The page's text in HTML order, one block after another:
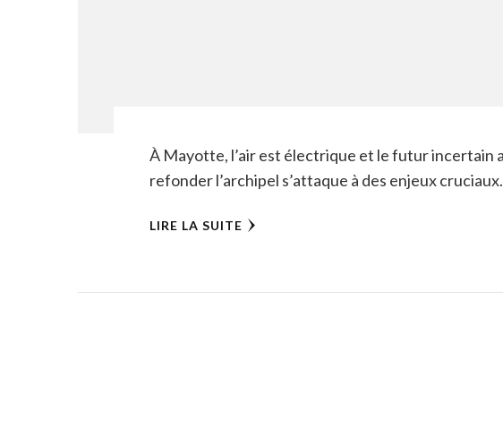
À Mayotte, l’air est électrique et le futur incertain
refonder l’archipel s’attaque à des enjeux
LIRE LA SUITE